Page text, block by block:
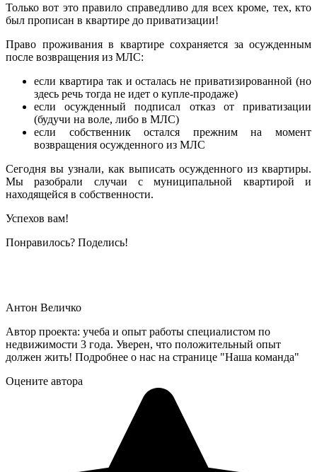
Только вот это правило справедливо для всех кроме, тех, кто
был прописан в квартире до приватизации!
Право проживания в квартире сохраняется за осужденным
после возвращения из МЛС:
если квартира так и осталась не приватизированной (но
здесь речь тогда не идет о купле-продаже)
если осужденный подписал отказ от приватизации
(будучи на воле, либо в МЛС)
если собственник остался прежним на момент
возвращения осужденного из МЛС
Сегодня вы узнали, как выписать осужденного из квартиры.
Мы разобрали случаи с муниципальной квартирой и
находящейся в собственности.
Успехов вам!
Понравилось? Поделись!
Антон Величко
Автор проекта: учеба и опыт работы специалистом по
недвижимости 3 года. Уверен, что положительный опыт
должен жить! Подробнее о нас на странице "Наша команда"
Оцените автора